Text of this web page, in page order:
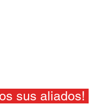
sus aliados!